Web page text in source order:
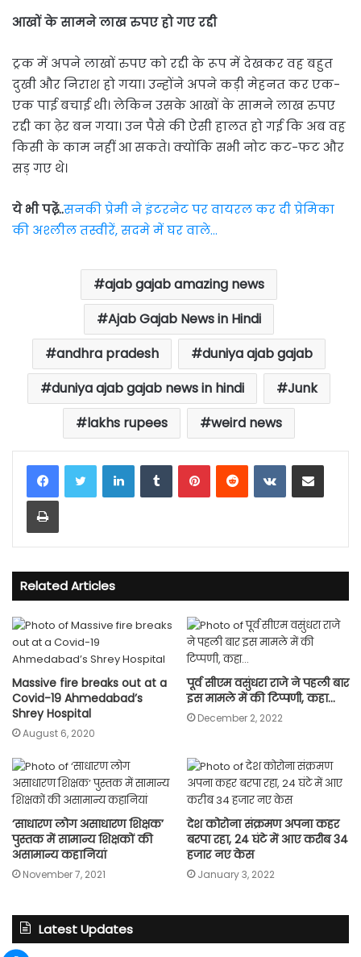
आखों के सामने लाख रुपए हो गए रद्दी
ट्रक में अपने लाखों रुपए को रद्दी के रूप में देखकर वह बहुत
दुखी और निराश हो गया। उन्होंने अपने कड़ी मेहनत कर एक-
एक पाई बचाई थी। लेकिन उसके आखों के सामने लाख रुपए
रद्दी का ढ़ेर बन गया। उन पैसे की ऐसी हालत हो गई कि अब वह
किसी के काम नहीं आ सकते। क्योंकि सभी नोट कट-फट और
सड़ गए थे।
ये भी पढे़ं..सनकी प्रेमी ने इंटरनेट पर वायरल कर दी प्रेमिका
की अश्लील तस्वीरें, सदमे में घर वाले…
ajab gajab amazing news
Ajab Gajab News in Hindi
andhra pradesh
duniya ajab gajab
duniya ajab gajab news in hindi
Junk
lakhs rupees
weird news
LinkedInTumblrPinterestReddit VKontakteShare via Email
Print
Related Articles
Massive fire breaks out at a
Covid-19 Ahmedabad’s
Shrey Hospital
August 6, 2020
पूर्व सीएम वसुंधरा राजे ने पहली बार
इस मामले में की टिप्पणी, कहा…
December 2, 2022
‘साधारण लोग असाधारण शिक्षक’
पुस्तक में सामान्य शिक्षकों की
असामान्य कहानियां
November 7, 2021
देश कोरोना संक्रमण अपना कहर
बरपा रहा, 24 घंटे में आए करीब 34
हजार नए केस
January 3, 2022
Latest Updates